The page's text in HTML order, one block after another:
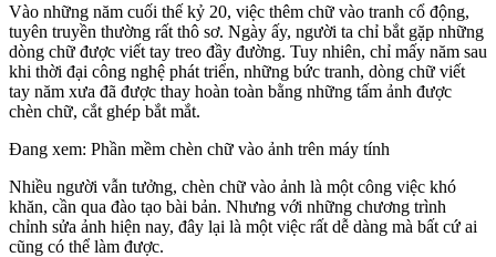
Vào những năm cuối thế kỷ 20, việc thêm chữ vào tranh cổ động,
tuyên truyền thường rất thô sơ. Ngày ấy, người ta chỉ bắt gặp những
dòng chữ được viết tay treo đầy đường. Tuy nhiên, chỉ mấy năm sau
khi thời đại công nghệ phát triển, những bức tranh, dòng chữ viết
tay năm xưa đã được thay hoàn toàn bằng những tấm ảnh được
chèn chữ, cắt ghép bắt mắt.
Đang xem: Phần mềm chèn chữ vào ảnh trên máy tính
Nhiều người vẫn tưởng, chèn chữ vào ảnh là một công việc khó
khăn, cần qua đào tạo bài bản. Nhưng với những chương trình
chỉnh sửa ảnh hiện nay, đây lại là một việc rất dễ dàng mà bất cứ ai
cũng có thể làm được.